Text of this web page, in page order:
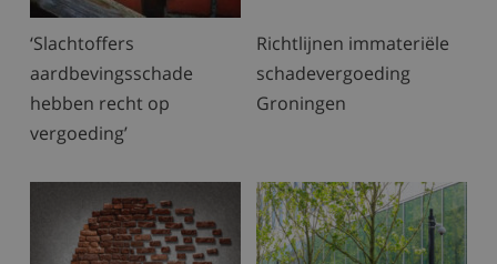
‘Slachtoffers
aardbevingsschade
hebben recht op
vergoeding’
Richtlijnen immateriële
schadevergoeding
Groningen